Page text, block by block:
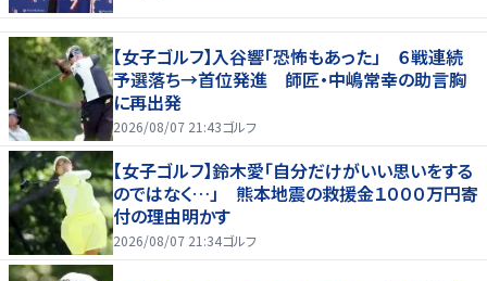
【女子ゴルフ】入谷響「恐怖もあった」 ６戦連続
予選落ち→首位発進 師匠・中嶋常幸の助言胸
に再出発
2026/08/07 21:43ゴルフ
【女子ゴルフ】鈴木愛「自分だけがいい思いをする
のではなく…」 熊本地震の救援金１０００万円寄
付の理由明かす
2026/08/07 21:34ゴルフ